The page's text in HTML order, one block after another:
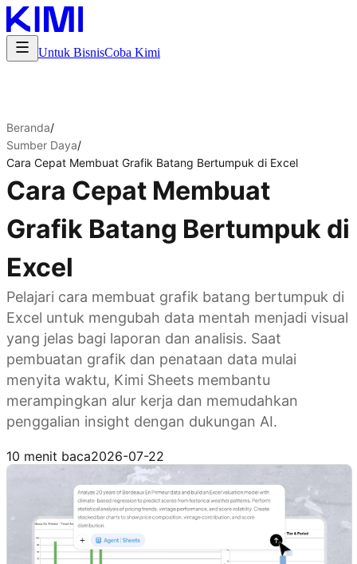
Untuk BisnisCoba Kimi
Beranda/
Sumber Daya/
Cara Cepat Membuat Grafik Batang Bertumpuk di Excel
Cara Cepat Membuat
Grafik Batang Bertumpuk di
Excel
Pelajari cara membuat grafik batang bertumpuk di
Excel untuk mengubah data mentah menjadi visual
yang jelas bagi laporan dan analisis. Saat
pembuatan grafik dan penataan data mulai
menyita waktu, Kimi Sheets membantu
merampingkan alur kerja dan memudahkan
penggalian insight dengan dukungan AI.
10 menit baca2026-07-22